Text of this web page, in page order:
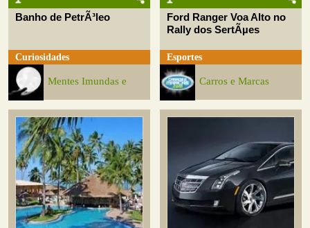
Banho de PetrÃ³leo
Curiosidades
Mentes Imundas e
Ford Ranger Voa Alto no
Rally dos SertÃµes
Esportes
Carros e Marcas